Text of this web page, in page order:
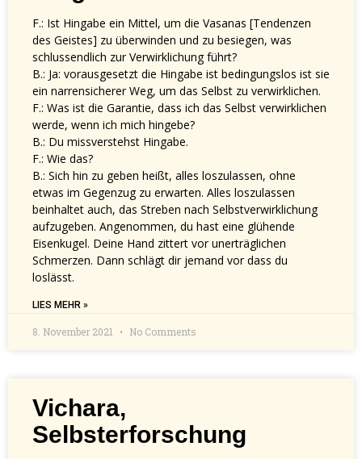
F.: Ist Hingabe ein Mittel, um die Vasanas [Tendenzen
des Geistes] zu überwinden und zu besiegen, was
schlussendlich zur Verwirklichung führt?
B.: Ja: vorausgesetzt die Hingabe ist bedingungslos ist sie
ein narrensicherer Weg, um das Selbst zu verwirklichen.
F.: Was ist die Garantie, dass ich das Selbst verwirklichen
werde, wenn ich mich hingebe?
B.: Du missverstehst Hingabe.
F.: Wie das?
B.: Sich hin zu geben heißt, alles loszulassen, ohne
etwas im Gegenzug zu erwarten. Alles loszulassen
beinhaltet auch, das Streben nach Selbstverwirklichung
aufzugeben. Angenommen, du hast eine glühende
Eisenkugel. Deine Hand zittert vor unerträglichen
Schmerzen. Dann schlägt dir jemand vor dass du
loslässt.
LIES MEHR »
8. November 2021 No Comments
Vichara,
Selbsterforschung